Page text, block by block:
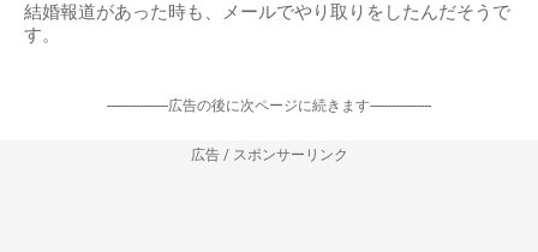
結婚報道があった時も、メールでやり取りをしたんだそうで
す。
-----------------広告の後に次ページに続きます-----------------
広告 / スポンサーリンク